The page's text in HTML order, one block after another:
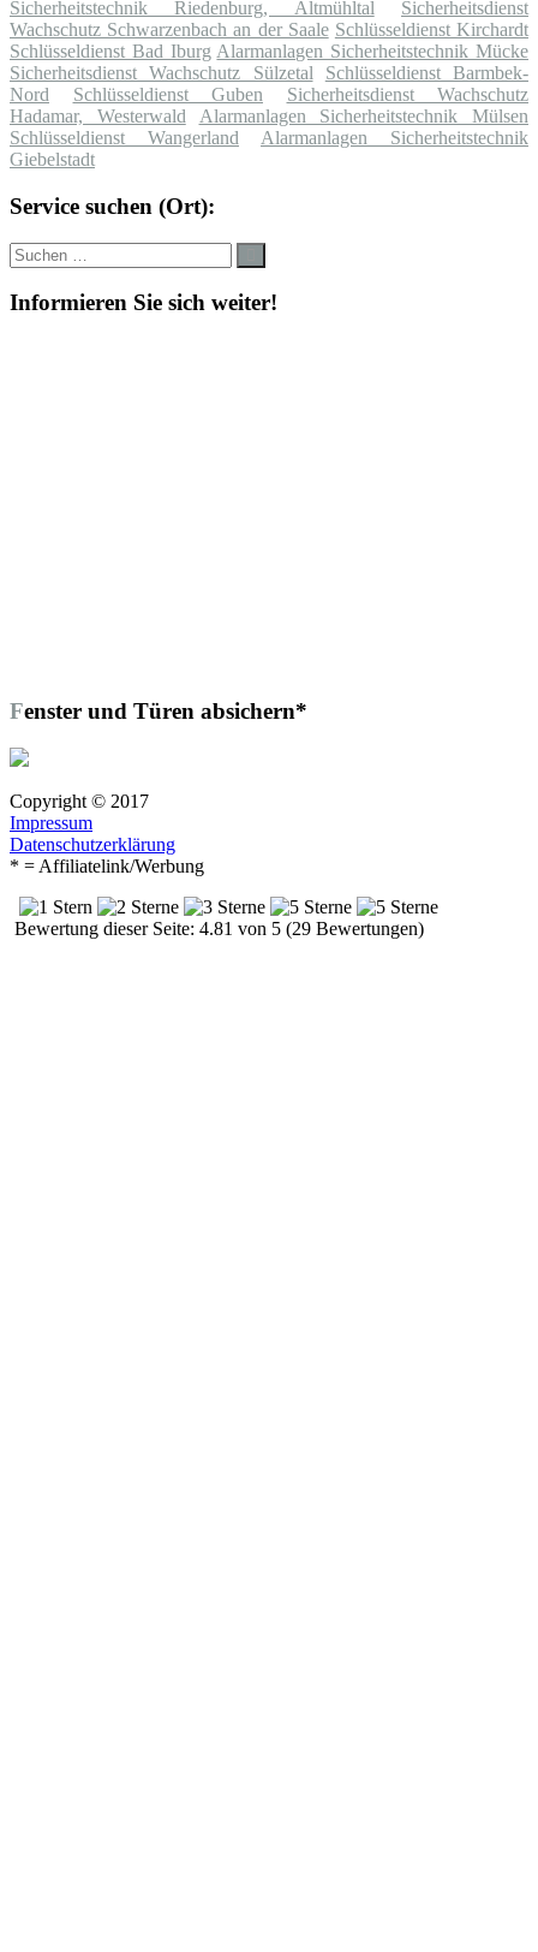
Sicherheitstechnik Riedenburg, Altmühltal
Sicherheitsdienst
Wachschutz Schwarzenbach an der Saale Schlüsseldienst Kirchardt
Schlüsseldienst Bad Iburg Alarmanlagen Sicherheitstechnik Mücke
Sicherheitsdienst Wachschutz Sülzetal
Schlüsseldienst Barmbek-
Nord
Schlüsseldienst Guben
Sicherheitsdienst Wachschutz
Hadamar, Westerwald
Alarmanlagen Sicherheitstechnik Mülsen
Schlüsseldienst Wangerland
Alarmanlagen Sicherheitstechnik
Giebelstadt
Service suchen (Ort):
Suche
nach:
Informieren Sie sich weiter!
Fenster und Türen absichern*
Copyright © 2017
Impressum
Datenschutzerklärung
* = Affiliatelink/Werbung
Bewertung dieser Seite: 4.81 von 5 (29 Bewertungen)